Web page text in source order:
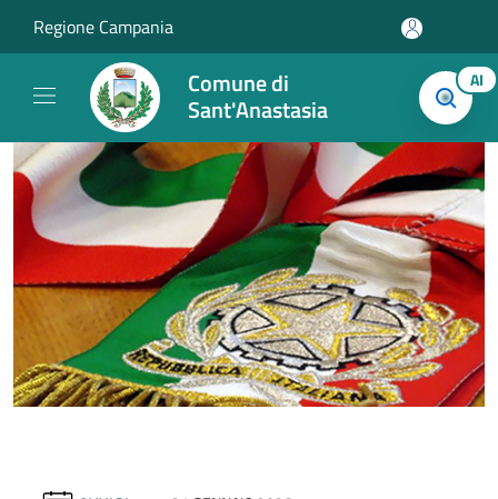
Regione Campania
Comune di
Sant'Anastasia
AI